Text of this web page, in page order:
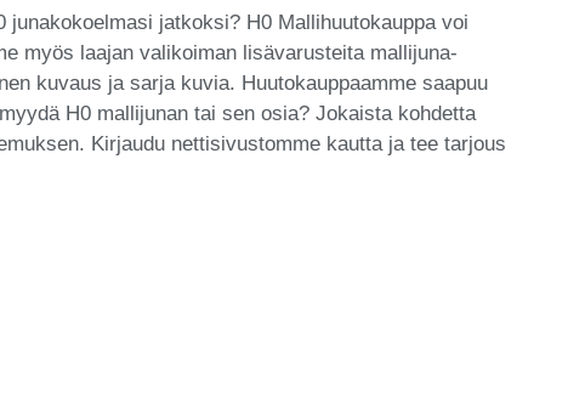
jatkoksi? H0 Mallihuutokauppa voi
myös laajan valikoiman lisävarusteita mallijuna-
kuvaus ja sarja kuvia. Huutokauppaamme saapuu
H0 mallijunan tai sen osia? Jokaista kohdetta
Kirjaudu nettisivustomme kautta ja tee tarjous